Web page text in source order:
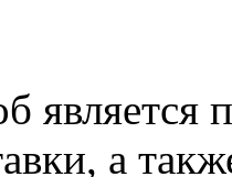
является
а